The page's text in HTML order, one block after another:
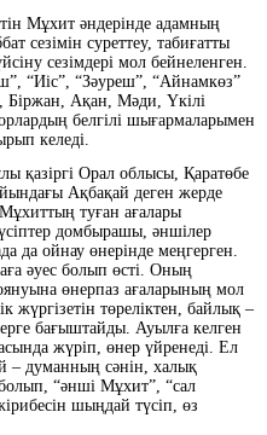
Мұхит әндерінде адамның
сезімін суреттеу, табиғатты
сезімдері мол бейнеленген.
“Иіс”, “Зәуреш”, “Айнамкөз”
Біржан, Ақан, Мәди, Үкілі
белгілі шығармаларымен
келеді.
Орал облысы, Қаратөбе
Ақбақай деген жерде
туған ағалары
домбырашы, әншілер
да ойнау өнерінде меңгерген.
әуес болып өсті. Оның
өнерпаз ағаларының мол
жүргізетін төреліктен, байлық –
бағыштайды. Ауылға келген
жүріп, өнер үйренеді. Ел
– думанның сәнін, халық
“әнші Мұхит”, “сал
шыңдай түсіп, өз